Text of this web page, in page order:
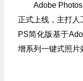
Adobe
正式上线，主打人
PS简化版基于
增系列一键式照片